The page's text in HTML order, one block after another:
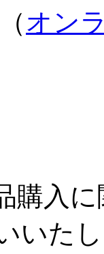
オン
購入
いた